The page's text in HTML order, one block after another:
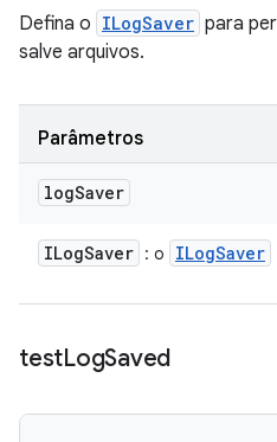
Defina o ILogSaver para
salve arquivos.
Parâmetros
logSaver
ILogSaver : o ILogSaver
testLogSaved